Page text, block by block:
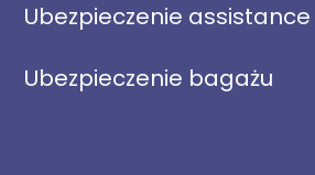
Ubezpieczenie assistance
Ubezpieczenie bagażu